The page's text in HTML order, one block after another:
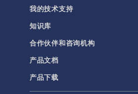
简介
结果与可视化
网格
集群计算和云计算
我的技术支持
知识库
合作伙伴和咨询机构
产品文档
产品下载